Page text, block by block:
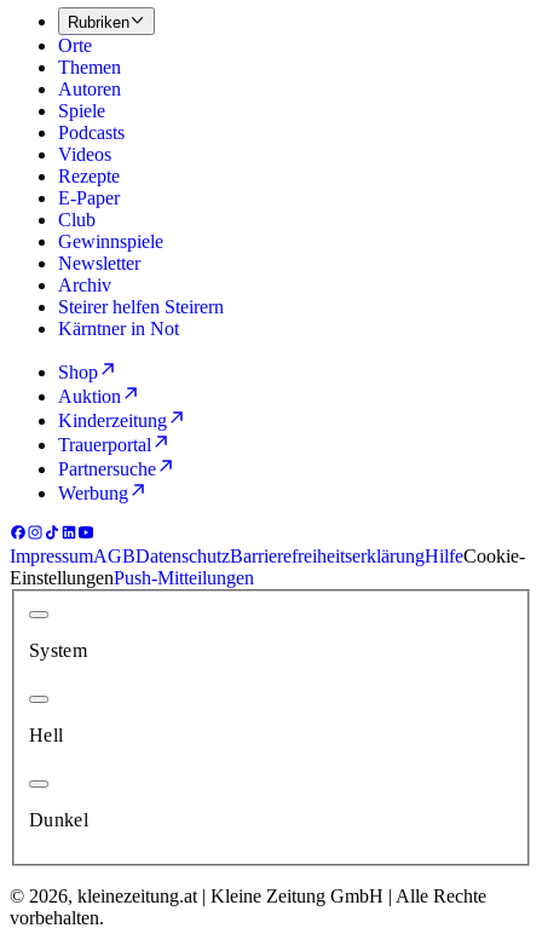
Rubriken
Orte
Themen
Autoren
Spiele
Podcasts
Videos
Rezepte
E-Paper
Club
Gewinnspiele
Newsletter
Archiv
Steirer helfen Steirern
Kärntner in Not
Shop
Auktion
Kinderzeitung
Trauerportal
Partnersuche
Werbung
ImpressumAGBDatenschutzBarrierefreiheitserklärungHilfeCookie-
EinstellungenPush-Mitteilungen
System
Hell
Dunkel
© 2026, kleinezeitung.at | Kleine Zeitung GmbH | Alle Rechte
vorbehalten.